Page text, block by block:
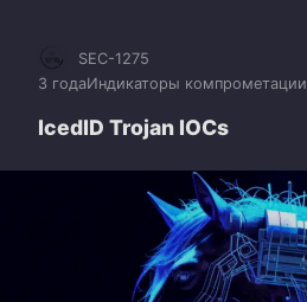
SEC-1275
3 годаИндикаторы компрометации
IcedID Trojan IOCs